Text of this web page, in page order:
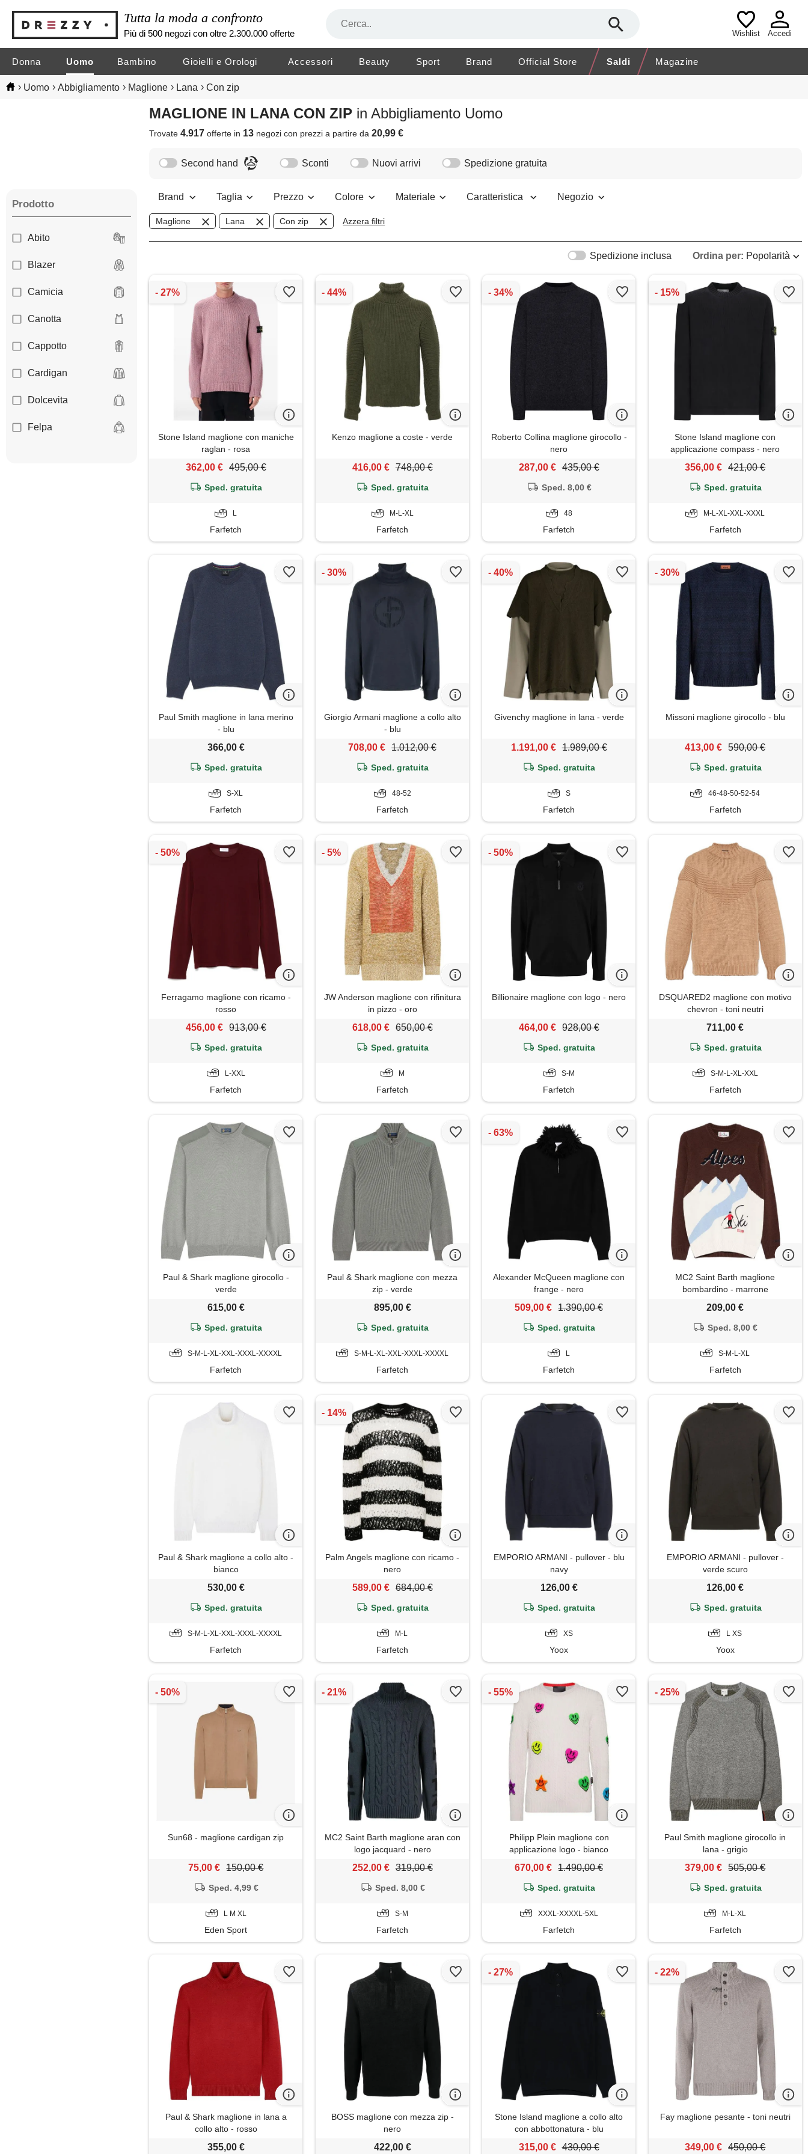
Tutta la moda a confronto
Più di 500 negozi con oltre 2.300.000 offerte Wishlist Accedi
Donna Uomo Bambino Gioielli e Orologi Accessori Beauty Sport Brand Official Store Saldi Magazine
› Uomo › Abbigliamento › Maglione › Lana › Con zip
MAGLIONE IN LANA CON ZIP in Abbigliamento Uomo
Trovate4.917 offerte in 13 negozicon prezzi a partire da20,99 €
Prodotto
Abito
Blazer
Camicia
Canotta
Cappotto
Cardigan
Dolcevita
Felpa
Second hand Sconti Nuovi arrivi Spedizione gratuita
Brand Taglia Prezzo Colore Materiale Caratteristica Negozio
Maglione Lana Con zip Azzera filtri
Ordina per: Popolarità
Spedizione inclusa
Stone Island maglione con maniche
raglan - rosa
362,00 € 495,00 €
Sped. gratuita
L
Farfetch
Kenzo maglione a coste - verde
416,00 € 748,00 €
Sped. gratuita
M-L-XL
Farfetch
Roberto Collina maglione girocollo -
nero
287,00 € 435,00 €
Sped. 8,00 €
48
Farfetch
Stone Island maglione con
applicazione compass - nero
356,00 € 421,00 €
Sped. gratuita
M-L-XL-XXL-XXXL
Farfetch
Paul Smith maglione in lana merino
- blu
366,00 €
Sped. gratuita
S-XL
Farfetch
Giorgio Armani maglione a collo alto
- blu
708,00 € 1.012,00 €
Sped. gratuita
48-52
Farfetch
Givenchy maglione in lana - verde
1.191,00 € 1.989,00 €
Sped. gratuita
S
Farfetch
Missoni maglione girocollo - blu
413,00 € 590,00 €
Sped. gratuita
46-48-50-52-54
Farfetch
Ferragamo maglione con ricamo -
rosso
456,00 € 913,00 €
Sped. gratuita
L-XXL
Farfetch
JW Anderson maglione con rifinitura
in pizzo - oro
618,00 € 650,00 €
Sped. gratuita
M
Farfetch
Billionaire maglione con logo - nero
464,00 € 928,00 €
Sped. gratuita
S-M
Farfetch
DSQUARED2 maglione con motivo
chevron - toni neutri
711,00 €
Sped. gratuita
S-M-L-XL-XXL
Farfetch
Paul & Shark maglione girocollo -
verde
615,00 €
Sped. gratuita
S-M-L-XL-XXL-XXXL-XXXXL
Farfetch
Paul & Shark maglione con mezza
zip - verde
895,00 €
Sped. gratuita
S-M-L-XL-XXL-XXXL-XXXXL
Farfetch
Alexander McQueen maglione con
frange - nero
509,00 € 1.390,00 €
Sped. gratuita
L
Farfetch
MC2 Saint Barth maglione
bombardino - marrone
209,00 €
Sped. 8,00 €
S-M-L-XL
Farfetch
Paul & Shark maglione a collo alto -
bianco
530,00 €
Sped. gratuita
S-M-L-XL-XXL-XXXL-XXXXL
Farfetch
Palm Angels maglione con ricamo -
nero
589,00 € 684,00 €
Sped. gratuita
M-L
Farfetch
EMPORIO ARMANI - pullover - blu
navy
126,00 €
Sped. gratuita
XS
Yoox
EMPORIO ARMANI - pullover -
verde scuro
126,00 €
Sped. gratuita
L XS
Yoox
Sun68 - maglione cardigan zip
75,00 € 150,00 €
Sped. 4,99 €
L M XL
Eden Sport
MC2 Saint Barth maglione aran con
logo jacquard - nero
252,00 € 319,00 €
Sped. 8,00 €
S-M
Farfetch
Philipp Plein maglione con
applicazione logo - bianco
670,00 € 1.490,00 €
Sped. gratuita
XXXL-XXXXL-5XL
Farfetch
Paul Smith maglione girocollo in
lana - grigio
379,00 € 505,00 €
Sped. gratuita
M-L-XL
Farfetch
Paul & Shark maglione in lana a
collo alto - rosso
355,00 €
BOSS maglione con mezza zip -
nero
422,00 €
Stone Island maglione a collo alto
con abbottonatura - blu
315,00 € 430,00 €
Fay maglione pesante - toni neutri
349,00 € 450,00 €